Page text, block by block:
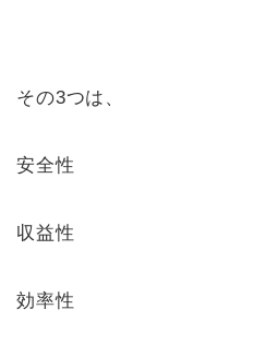
その3つは、
安全性
収益性
効率性